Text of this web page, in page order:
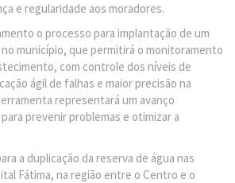
e regularidade aos moradores.
o processo para implantação de um
município, que permitirá o monitoramento
com controle dos níveis de
ágil de falhas e maior precisão na
representará um avanço
prevenir problemas e otimizar a
a duplicação da reserva de água nas
Fátima, na região entre o Centro e o